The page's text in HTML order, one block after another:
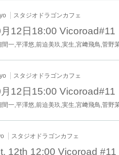
席）
席）
ム
料金
週間のアーカイブ配信有
スタジオドラゴンカフェ
12日18:00 Vicoroad#11
間一,平澤悠,前迫美玖,実生,宮﨑飛鳥,菅野
スタジオドラゴンカフェ
12日15:00 Vicoroad#11
間一,平澤悠,前迫美玖,実生,宮﨑飛鳥,菅野
スタジオドラゴンカフェ